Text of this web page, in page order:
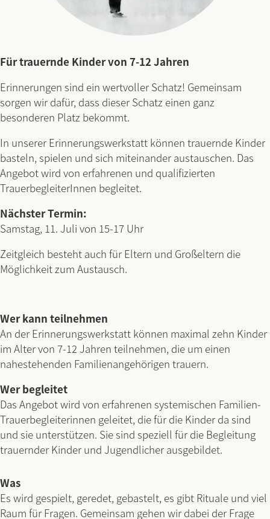
Für trauernde Kinder von 7-12 Jahren
Erinnerungen sind ein wertvoller Schatz! Gemeinsam
sorgen wir dafür, dass dieser Schatz einen ganz
besonderen Platz bekommt.
In unserer Erinnerungswerkstatt können trauernde Kinder
basteln, spielen und sich miteinander austauschen. Das
Angebot wird von erfahrenen und qualifizierten
TrauerbegleiterInnen begleitet.
Nächster Termin:
Samstag, 11. Juli von 15-17 Uhr
Zeitgleich besteht auch für Eltern und Großeltern die
Möglichkeit zum Austausch.
Wer kann teilnehmen
An der Erinnerungswerkstatt können maximal zehn Kinder
im Alter von 7-12 Jahren teilnehmen, die um einen
nahestehenden Familienangehörigen trauern.
Wer begleitet
Das Angebot wird von erfahrenen systemischen Familien-
Trauerbegleiterinnen geleitet, die für die Kinder da sind
und sie unterstützen. Sie sind speziell für die Begleitung
trauernder Kinder und Jugendlicher ausgebildet.
Was
Es wird gespielt, geredet, gebastelt, es gibt Rituale und viel
Raum für Fragen. Gemeinsam gehen wir dabei der Frage